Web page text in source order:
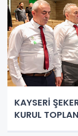
KAYSERİ
KURUL